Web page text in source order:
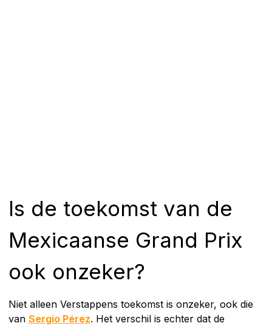
Is de toekomst van de
Mexicaanse Grand Prix
ook onzeker?
Niet alleen Verstappens toekomst is onzeker, ook die
van Sergio Pérez. Het verschil is echter dat de